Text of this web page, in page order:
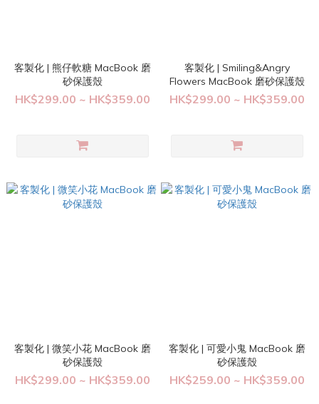
客製化 | 熊仔軟糖 MacBook 磨
砂保護殼
HK$299.00 ~ HK$359.00
客製化 | Smiling&Angry
Flowers MacBook 磨砂保護殼
HK$299.00 ~ HK$359.00
客製化 | 微笑小花 MacBook 磨
砂保護殼
HK$299.00 ~ HK$359.00
客製化 | 可愛小鬼 MacBook 磨
砂保護殼
HK$259.00 ~ HK$359.00